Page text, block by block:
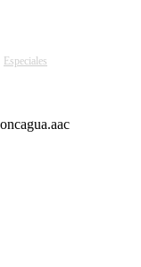
Especiales